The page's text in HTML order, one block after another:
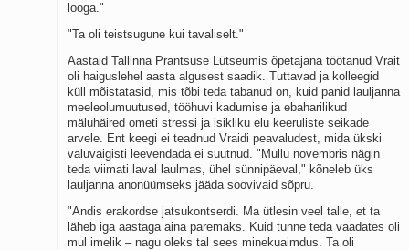
looga."
"Ta oli teistsugune kui tavaliselt."
Aastaid Tallinna Prantsuse Lütseumis õpetajana töötanud Vrait
oli haiguslehel aasta algusest saadik. Tuttavad ja kolleegid
küll mõistatasid, mis tõbi teda tabanud on, kuid panid lauljanna
meeleolumuutused, tööhuvi kadumise ja ebaharilikud
mäluhäired ometi stressi ja isikliku elu keeruliste seikade
arvele. Ent keegi ei teadnud Vraidi peavaludest, mida ükski
valuvaigisti leevendada ei suutnud. "Mullu novembris nägin
teda viimati laval laulmas, ühel sünnipäeval," kõneleb üks
lauljanna anonüümseks jääda soovivaid sõpru.
"Andis erakordse jatsukontserdi. Ma ütlesin veel talle, et ta
läheb iga aastaga aina paremaks. Kuid tunne teda vaadates oli
mul imelik – nagu oleks tal sees minekuaimdus. Ta oli